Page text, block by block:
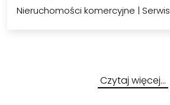
Nieruchomości komercyjne | Serwis
Czytaj więcej…